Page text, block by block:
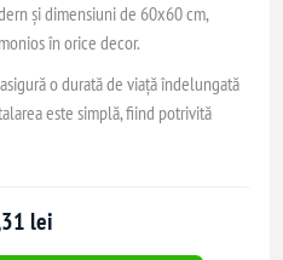
și dimensiuni de 60x60 cm,
în orice decor.
o durată de viață îndelungată
este simplă, fiind potrivită
lei